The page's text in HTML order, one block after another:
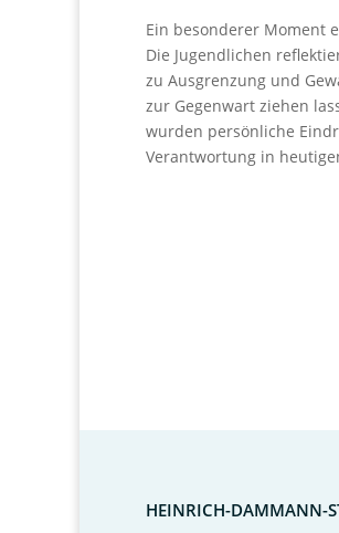
Ein besonderer Moment
Die Jugendlichen
zu Ausgrenzung und
zur Gegenwart ziehen
wurden persönliche
Verantwortung in
HEINRICH-DAMMANN-